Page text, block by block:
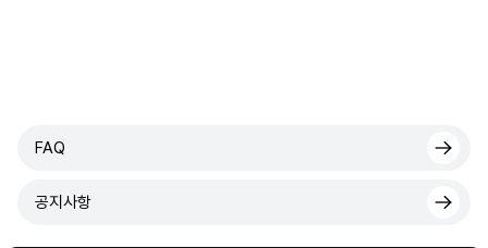
FAQ
공지사항